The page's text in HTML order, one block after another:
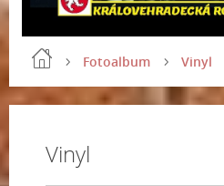
Fotoalbum Vinyl
Vinyl